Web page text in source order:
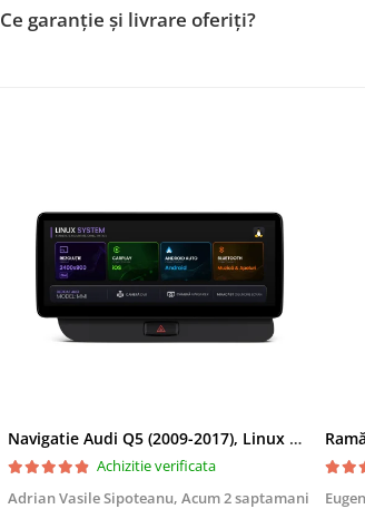
Ce garanție și livrare oferiți?
Navigatie Audi Q5 (2009-2017), Linux OS & OEM, MMI 3G, CarPlay & Android Auto Wireless, MirrorLink, Camera AHD, 12.3 Inch - AD-BGAALNXH+AD-BGRKITQ5002
Achizitie verificata
Adrian Vasile Sipoteanu, Acum 2 saptamani